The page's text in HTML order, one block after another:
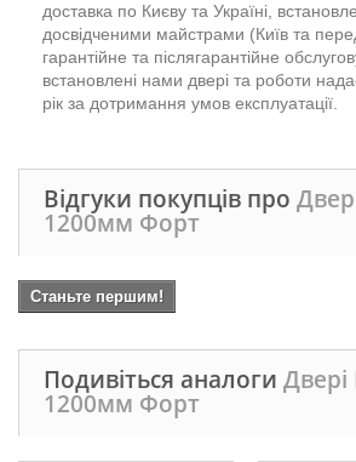
доставка по Києву та Україні,
досвідченими майстрами (Київ та
гарантійне та післягарантійне
встановлені нами двері та роботи
рік за дотримання умов експлуатації.
Відгуки покупців про
1200мм Форт
Станьте першим!
Подивіться аналоги Двері
1200мм Форт